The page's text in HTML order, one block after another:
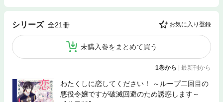
シリーズ 全21冊 お気に入り登録
未購入巻をまとめて買う
1巻から | 最新刊から
わたくしに恋してください！ ～ループ二回目の
悪役令嬢ですが破滅回避のため誘惑します～